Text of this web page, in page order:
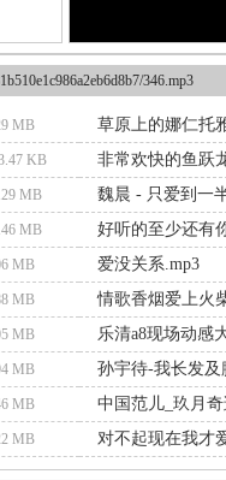
346.mp3
MB
草原上的娜仁托
KB
非常欢快的鱼跃
MB
魏晨 - 只爱到一
MB
好听的至少还有
MB
爱没关系.mp3
MB
情歌香烟爱上火
MB
乐清a8现场动感
MB
孙宇待-我长发及
MB
中国范儿_玖月奇
MB